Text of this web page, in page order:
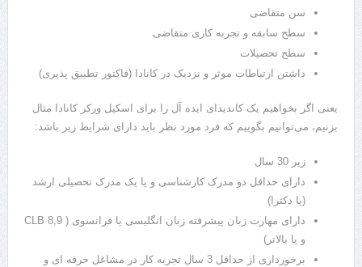
سن متقاضی
سطح سابقه و تجربه کاری متقاضی
سطح تحصیلات
داشتن ارتباطات موثر و نزدیک در کانادا (فاکتور تطبیق پذیری)
یعنی اگر بخواهیم یک کاندیدای ایده آل را برای اسکیل ورکر کانادا مثال
بزنیم، می‌توانیم بگوییم که فرد مورد نظر باید دارای شرایط زیر باشد:
زیر 30 سال
دارای حداقل دو مدرک کارشناسی و یا یک مدرک تحصیلی ارشد
(یا دکترا)
دارای مهارت زبان پیشرفته زبان انگلیسی یا فرانسوی ( CLB 8,9
و یا بالاتر)
برخورداری از حداقل 3 سال تجربه کار در مشاغل حرفه ای و